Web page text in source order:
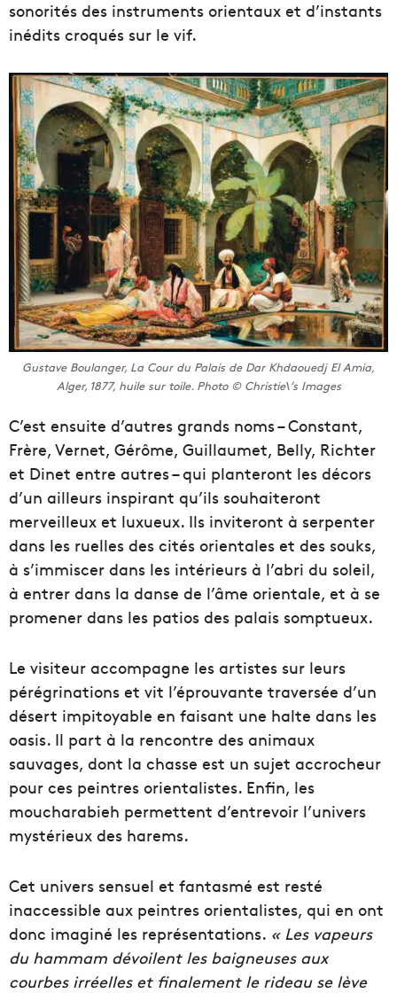
sonorités des instruments orientaux et d’instants
inédits croqués sur le vif.
Gustave Boulanger, La Cour du Palais de Dar Khdaouedj El Amia,
Alger, 1877, huile sur toile. Photo © Christie\’s Images
C’est ensuite d’autres grands noms – Constant,
Frère, Vernet, Gérôme, Guillaumet, Belly, Richter
et Dinet entre autres – qui planteront les décors
d’un ailleurs inspirant qu’ils souhaiteront
merveilleux et luxueux. Ils inviteront à serpenter
dans les ruelles des cités orientales et des souks,
à s’immiscer dans les intérieurs à l’abri du soleil,
à entrer dans la danse de l’âme orientale, et à se
promener dans les patios des palais somptueux.
Le visiteur accompagne les artistes sur leurs
pérégrinations et vit l’éprouvante traversée d’un
désert impitoyable en faisant une halte dans les
oasis. Il part à la rencontre des animaux
sauvages, dont la chasse est un sujet accrocheur
pour ces peintres orientalistes. Enfin, les
moucharabieh permettent d’entrevoir l’univers
mystérieux des harems.
Cet univers sensuel et fantasmé est resté
inaccessible aux peintres orientalistes, qui en ont
donc imaginé les représentations. « Les vapeurs
du hammam dévoilent les baigneuses aux
courbes irréelles et finalement le rideau se lève